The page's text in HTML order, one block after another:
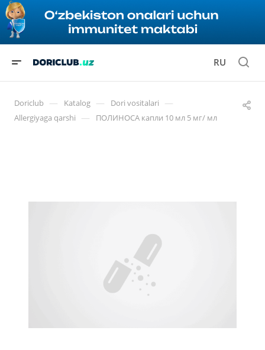
RU
Doriclub — Katalog — Dori vositalari —
Allergiyaga qarshi — ПОЛИНОСА капли 10 мл 5 мг/ мл